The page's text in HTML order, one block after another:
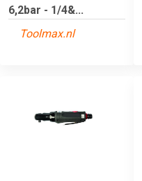
6,2bar - 1/4&...
Toolmax.nl